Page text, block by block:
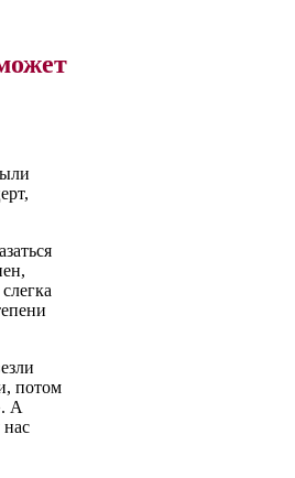
потом
А